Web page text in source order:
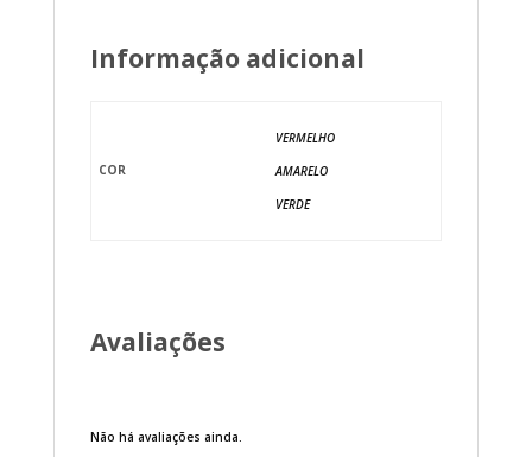
Informação adicional
COR
VERMELHO
AMARELO
VERDE
Avaliações
Não há avaliações ainda.